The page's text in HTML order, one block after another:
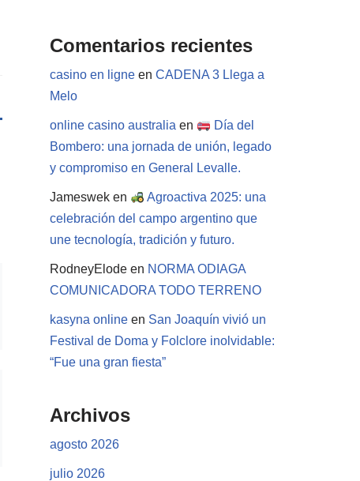
Comentarios recientes
casino en ligne en CADENA 3 Llega a
Melo
online casino australia en
Día del
Bombero: una jornada de unión, legado
y compromiso en General Levalle.
Jameswek en
Agroactiva 2025: una
celebración del campo argentino que
une tecnología, tradición y futuro.
RodneyElode en NORMA ODIAGA
COMUNICADORA TODO TERRENO
kasyna online en San Joaquín vivió un
Festival de Doma y Folclore inolvidable:
“Fue una gran fiesta”
Archivos
agosto 2026
julio 2026